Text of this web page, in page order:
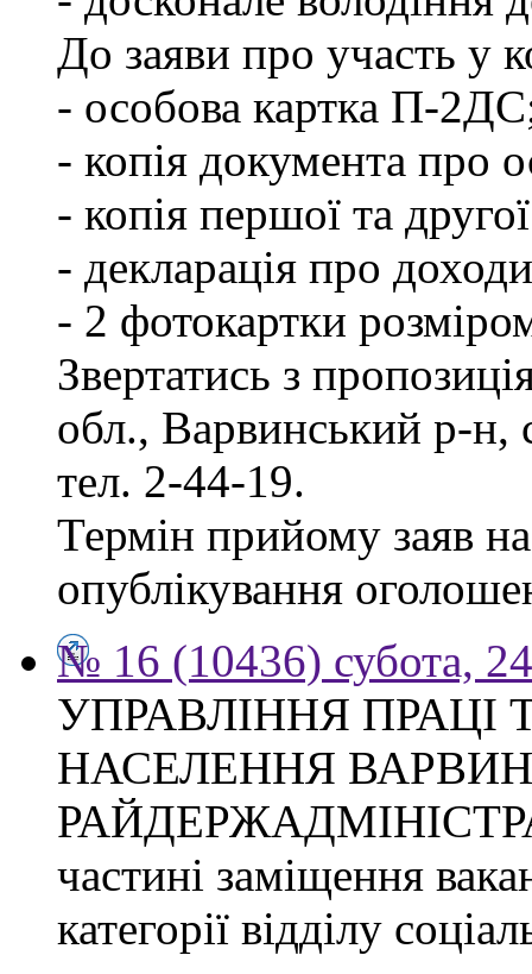
До заяви про участь у
- особова картка П-
- копія документа про
- копія першої та
- декларація про
- 2 фотокартки
Звертатись з
обл., Варвинський р-н,
тел. 2-44-19.
Термін прийому заяв
опублікування
№ 16 (10436) субота,
УПРАВЛІННЯ ПРАЦІ
НАСЕЛЕННЯ
частині заміщення
категорії відділу